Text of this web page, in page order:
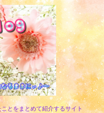
とをまとめて紹介するサイト